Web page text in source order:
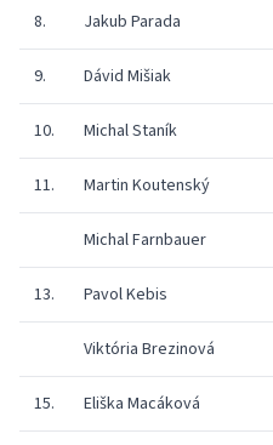
8. Jakub Parada
9. Dávid Mišiak
10. Michal Staník
11. Martin Koutenský
Michal Farnbauer
13. Pavol Kebis
Viktória Brezinová
15. Eliška Macáková